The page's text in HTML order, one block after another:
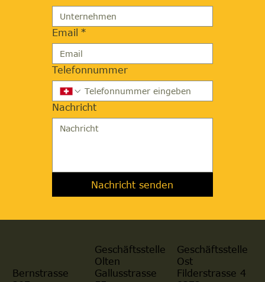
Email *
Telefonnummer
Nachricht
Nachricht senden
Bernstrasse
Geschäftsstelle
Olten
Gallusstrasse
Geschäftsstelle
Ost
Filderstrasse 4